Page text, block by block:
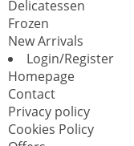
Delicatessen
Frozen
New Arrivals
Login/Register
Homepage
Contact
Privacy policy
Cookies Policy